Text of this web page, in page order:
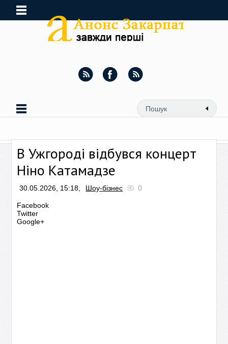
В Ужгороді відбувся концерт
Ніно Катамадзе
30.05.2026, 15:18, Шоу-бізнес 0
Facebook
Twitter
Google+